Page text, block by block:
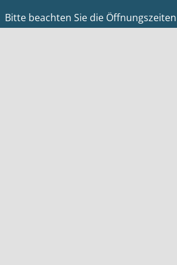
Bitte beachten Sie die
Einrichtungen.